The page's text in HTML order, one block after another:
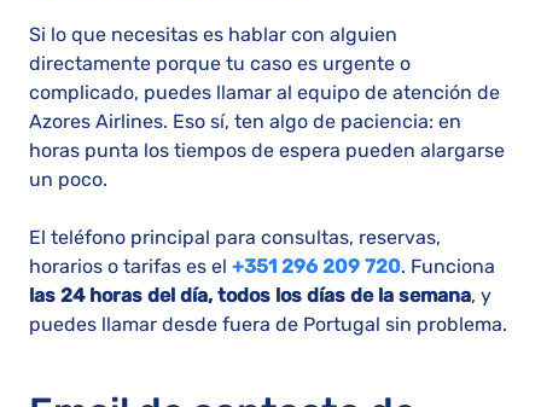
Si lo que necesitas es hablar con alguien
directamente porque tu caso es urgente o
complicado, puedes llamar al equipo de atención de
Azores Airlines. Eso sí, ten algo de paciencia: en
horas punta los tiempos de espera pueden alargarse
un poco.
El teléfono principal para consultas, reservas,
horarios o tarifas es el +351 296 209 720. Funciona
las 24 horas del día, todos los días de la semana, y
puedes llamar desde fuera de Portugal sin problema.